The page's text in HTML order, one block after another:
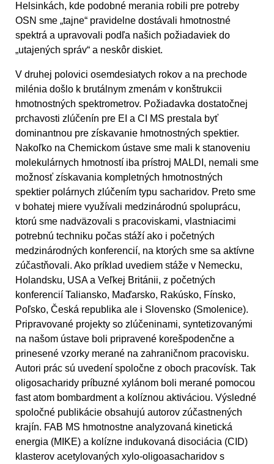
Helsinkách, kde podobné merania robili pre potreby
OSN sme „tajne“ pravidelne dostávali hmotnostné
spektrá a upravovali podľa našich požiadaviek do
„utajených správ“ a neskôr diskiet.
V druhej polovici osemdesiatych rokov a na prechode
milénia došlo k brutálnym zmenám v konštrukcii
hmotnostných spektrometrov. Požiadavka dostatočnej
prchavosti zlúčenín pre EI a CI MS prestala byť
dominantnou pre získavanie hmotnostných spektier.
Nakoľko na Chemickom ústave sme mali k stanoveniu
molekulárnych hmotností iba prístroj MALDI, nemali sme
možnosť získavania kompletných hmotnostných
spektier polárnych zlúčením typu sacharidov. Preto sme
v bohatej miere využívali medzinárodnú spoluprácu,
ktorú sme nadväzovali s pracoviskami, vlastniacimi
potrebnú techniku počas stáží ako i početných
medzinárodných konferencií, na ktorých sme sa aktívne
zúčastňovali. Ako príklad uvediem stáže v Nemecku,
Holandsku, USA a Veľkej Británii, z početných
konferencií Taliansko, Maďarsko, Rakúsko, Fínsko,
Poľsko, Česká republika ale i Slovensko (Smolenice).
Pripravované projekty so zlúčeninami, syntetizovanými
na našom ústave boli pripravené korešpodenčne a
prinesené vzorky merané na zahraničnom pracovisku.
Autori prác sú uvedení spoločne z oboch pracovísk. Tak
oligosacharidy príbuzné xylánom boli merané pomocou
fast atom bombardment a kolíznou aktiváciou. Výsledné
spoločné publikácie obsahujú autorov zúčastnených
krajín. FAB MS hmotnostne analyzovaná kinetická
energia (MIKE) a kolízne indukovaná disociácia (CID)
klasterov acetylovaných xylo-oligoasacharidov s